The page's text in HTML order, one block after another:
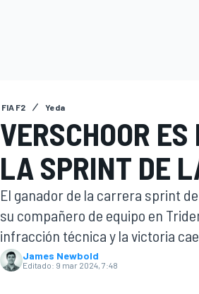
FIA F2 Yeda
VERSCHOOR
LA SPRINT DE
El ganador de la carrera sprint
su compañero de equipo en
infracción técnica y la victoria
James Newbold
Editado: 9 mar 2024, 7:48